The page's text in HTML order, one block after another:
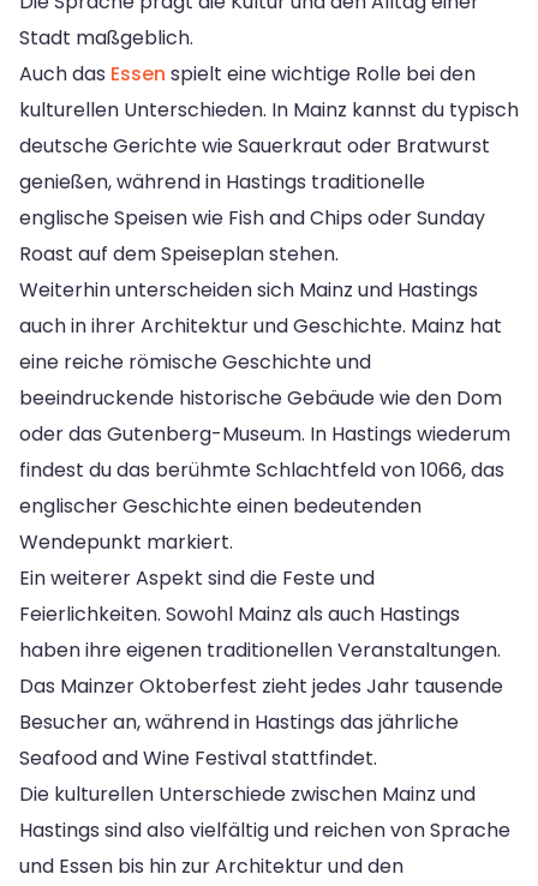
Stadt maßgeblich.
Auch das Essen spielt eine wichtige Rolle bei den
kulturellen Unterschieden. In Mainz kannst du typisch
deutsche Gerichte wie Sauerkraut oder Bratwurst
genießen, während in Hastings traditionelle
englische Speisen wie Fish and Chips oder Sunday
Roast auf dem Speiseplan stehen.
Weiterhin unterscheiden sich Mainz und Hastings
auch in ihrer Architektur und Geschichte. Mainz hat
eine reiche römische Geschichte und
beeindruckende historische Gebäude wie den Dom
oder das Gutenberg-Museum. In Hastings wiederum
findest du das berühmte Schlachtfeld von 1066, das
englischer Geschichte einen bedeutenden
Wendepunkt markiert.
Ein weiterer Aspekt sind die Feste und
Feierlichkeiten. Sowohl Mainz als auch Hastings
haben ihre eigenen traditionellen Veranstaltungen.
Das Mainzer Oktoberfest zieht jedes Jahr tausende
Besucher an, während in Hastings das jährliche
Seafood and Wine Festival stattfindet.
Die kulturellen Unterschiede zwischen Mainz und
Hastings sind also vielfältig und reichen von Sprache
und Essen bis hin zur Architektur und den